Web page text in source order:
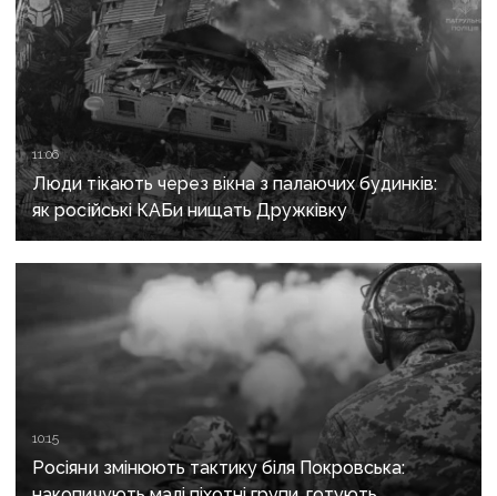
11:06
Люди тікають через вікна з палаючих будинків:
як російські КАБи нищать Дружківку
10:15
Росіяни змінюють тактику біля Покровська: